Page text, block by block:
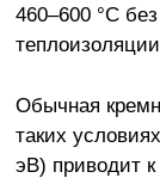
460–600 °C
Обычная
таких
эВ) приводит к